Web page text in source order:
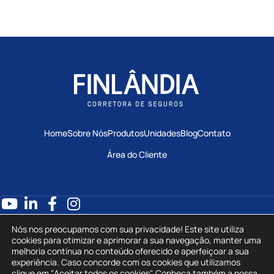
HomeSobre NósProdutosUnidadesBlogContato
Área do Cliente
0800 602 7688 atendimento@finlandiaseguros.com.br
Politica de Privacidade
Nós nos preocupamos com sua privacidade! Este site utiliza
cookies para otimizar e aprimorar a sua navegação, manter uma
melhoria contínua no conteúdo oferecido e aperfeiçoar a sua
experiência. Caso concorde com os cookies que utilizamos